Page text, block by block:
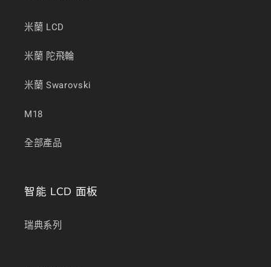
米蘭 LCD
米蘭 陀飛輪
米蘭 Swarovski
M18
全部產品
智能 LCD 面板
瑞典系列